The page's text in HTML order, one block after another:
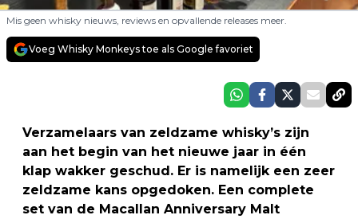
Mis geen whisky nieuws, reviews en opvallende releases meer.
Voeg Whisky Monkeys toe als Google favoriet
Verzamelaars van zeldzame whisky’s zijn
aan het begin van het nieuwe jaar in één
klap wakker geschud. Er is namelijk een zeer
zeldzame kans opgedoken. Een complete
set van de Macallan Anniversary Malt